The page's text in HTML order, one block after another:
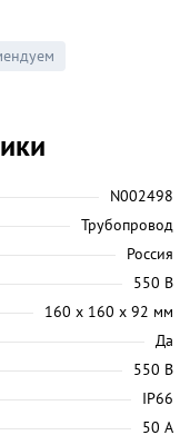
N002498
Трубопровод
Россия
550 В
160 х 160 х 92 мм
Да
550 В
IP66
50 А